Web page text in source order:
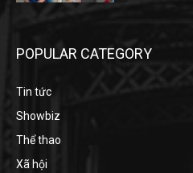
POPULAR CATEGORY
Tin tức
Showbiz
Thể thao
Xã hội